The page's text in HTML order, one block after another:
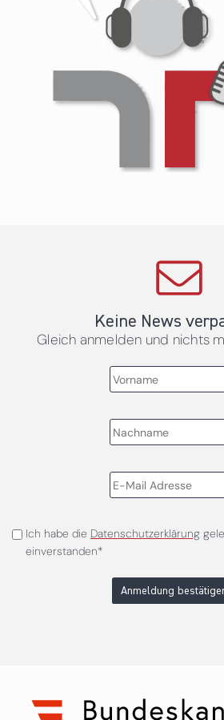
Keine News
Gleich anmelden und nichts
Ich habe die Datenschutzerklärung
einverstanden*
Anmeldung